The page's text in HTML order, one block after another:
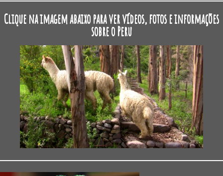
Clique na imagem abaixo para ver vídeos, fotos e informações
sobre o Peru